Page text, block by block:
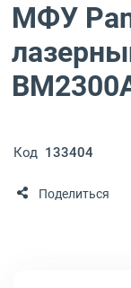
МФУ
Код 133404
Поделиться